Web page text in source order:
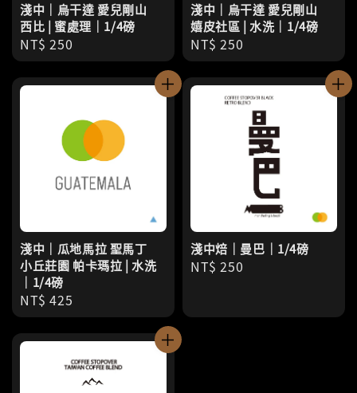
淺中｜烏干達 愛兒剛山
西比 | 蜜處理｜1/4磅
Regular
price
NT$ 250
淺中｜烏干達 愛兒剛山
嬉皮社區 | 水洗｜1/4磅
Regular
price
NT$ 250
淺中｜瓜地馬拉 聖馬丁
小丘莊園 帕卡瑪拉 | 水洗
｜1/4磅
Regular
price
NT$ 425
淺中焙｜曼巴｜1/4磅
Regular
NT$ 250